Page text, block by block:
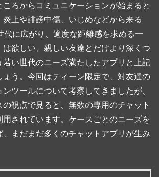
ろからコミュニケーションが始まると
炎上や誹謗中傷、いじめなどから来る
代に広がり、適度な距離感を求める一
は欲しい、親しい友達とだけより深くつ
若い世代のニーズ満たしたアプリと上記
ょう。今回はティーン限定で、対友達の
ツールについて考察してきましたが、
視点で見ると、無数の専用のチャット
用されています。ケースごとのニーズを
、まだまだ多くのチャットアプリが生み